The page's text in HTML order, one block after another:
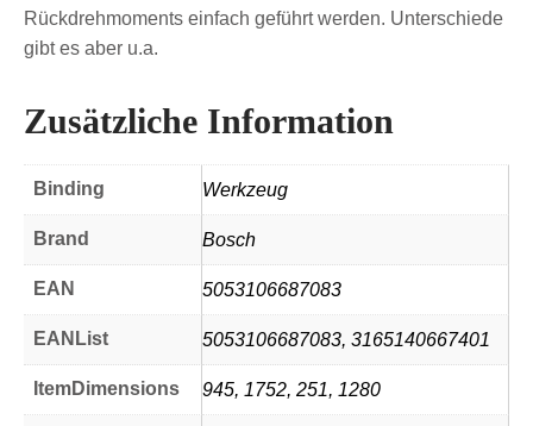
Rückdrehmoments einfach geführt werden. Unterschiede
gibt es aber u.a.
Zusätzliche Information
Binding Werkzeug
Brand Bosch
EAN 5053106687083
EANList 5053106687083, 3165140667401
ItemDimensions 945, 1752, 251, 1280